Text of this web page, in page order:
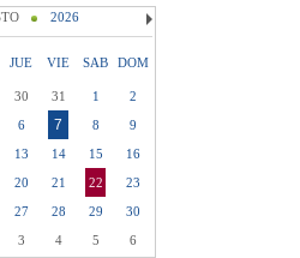
2026
JUE VIE SAB DOM
30 31 1
2
6 7 8
9
13 14 15
16
20 21 22
23
27 28 29
30
3 4 5 6